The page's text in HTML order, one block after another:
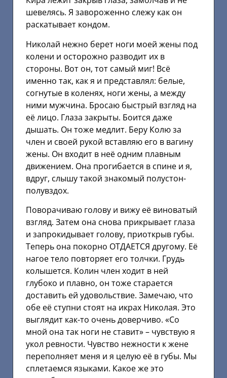
шевелясь. Я завороженно слежу как он
раскатывает кондом.
Николай нежно берет ноги моей жены под
колени и осторожно разводит их в
стороны. Вот он, тот самый миг! Всё
именно так, как я и представлял: белые,
согнутые в коленях, ноги жены, а между
ними мужчина. Бросаю быстрый взгляд на
её лицо. Глаза закрыты. Боится даже
дышать. Он тоже медлит. Беру Колю за
член и своей рукой вставляю его в вагину
жены. Он входит в неё одним плавным
движением. Она прогибается в спине и я,
вдруг, слышу такой знакомый полустон-
полувздох.
Поворачиваю голову и вижу её виноватый
взгляд. Затем она снова прикрывает глаза
и запрокидывает голову, приоткрыв губы.
Теперь она покорно ОТДАЕТСЯ другому. Её
нагое тело повторяет его толчки. Грудь
колышется. Колин член ходит в ней
глубоко и плавно, он тоже старается
доставить ей удовольствие. Замечаю, что
обе её ступни стоят на икрах Николая. Это
выглядит как-то очень доверчиво. «Со
мной она так ноги не ставит» – чувствую я
укол ревности. Чувство нежности к жене
переполняет меня и я целую её в губы. Мы
сплетаемся языками. Какое же это